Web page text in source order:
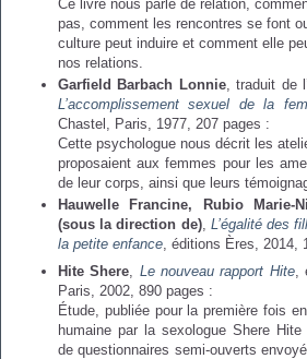
Ateliers
Atelier
publics
Nos
Ce qui se
Ateliers
Ateliers
Portage de
Analyse des
Pour s’informer
Le contrôle
de la
Vos
Ce livre nous parle de relation,
pas, comment les rencontres se font
culture peut induire et comment elle
nos relations.
Garfield Barbach Lonnie, traduit de
L’accomplissement sexuel de la
Chastel, Paris, 1977, 207 pages :
Cette psychologue nous décrit les
proposaient aux femmes pour les
de leur corps, ainsi que leurs
Hauwelle Francine, Rubio Marie-
(sous la direction de), L’égalité des
la petite enfance, éditions Ères, 2014,
Hite Shere
Le nouveau rapport Hite,
Paris, 2002, 890 pages :
Étude, publiée pour la première fois
humaine par la sexologue Shere Hite
de questionnaires semi-ouverts